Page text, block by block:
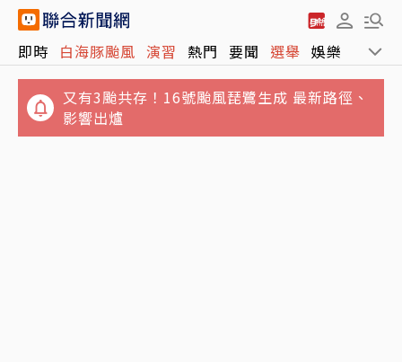
即時 白海豚颱風 演習 熱門 要聞 選舉 娛樂 運動
又有3颱共存！16號颱風琵鷺生成 最新路徑、
影響出爐